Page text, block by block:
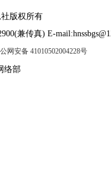
版权所有
兼传真) E-
网安备 41010502004228号
络部